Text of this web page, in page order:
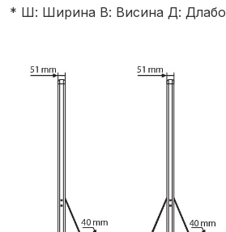
* Ш: Ширина В: Висина Д: